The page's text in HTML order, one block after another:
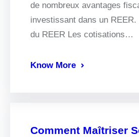
de nombreux avantages
investissant dans un REER.
du REER Les cotisations…
Know More
Comment Maîtriser